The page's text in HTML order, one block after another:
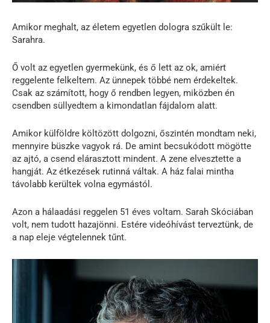
Amikor meghalt, az életem egyetlen dologra szűkült le:
Sarahra.
Ő volt az egyetlen gyermekünk, és ő lett az ok, amiért
reggelente felkeltem. Az ünnepek többé nem érdekeltek.
Csak az számított, hogy ő rendben legyen, miközben én
csendben süllyedtem a kimondatlan fájdalom alatt.
Amikor külföldre költözött dolgozni, őszintén mondtam neki,
mennyire büszke vagyok rá. De amint becsukódott mögötte
az ajtó, a csend elárasztott mindent. A zene elvesztette a
hangját. Az étkezések rutinná váltak. A ház falai mintha
távolabb kerültek volna egymástól.
Azon a hálaadási reggelen 51 éves voltam. Sarah Skóciában
volt, nem tudott hazajönni. Estére videóhívást terveztünk, de
a nap eleje végtelennek tűnt.